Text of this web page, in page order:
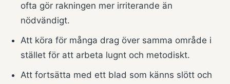
ofta gör rakningen mer irriterande än
nödvändigt.
Att köra för många drag över samma område i
stället för att arbeta lugnt och metodiskt.
Att fortsätta med ett blad som känns slött och